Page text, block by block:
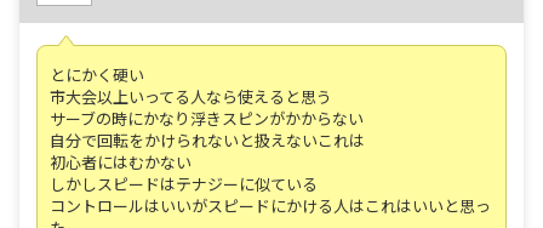
とにかく硬い
市大会以上いってる人なら使えると思う
サーブの時にかなり浮きスピンがかからない
自分で回転をかけられないと扱えないこれは
初心者にはむかない
しかしスピードはテナジーに似ている
コントロールはいいがスピードにかける人はこれはいいと思っ